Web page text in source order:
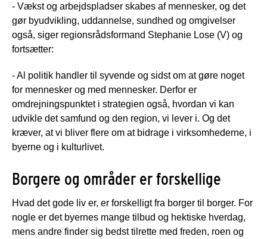
- Vækst og arbejdspladser skabes af mennesker, og det
gør byudvikling, uddannelse, sundhed og omgivelser
også, siger regionsrådsformand Stephanie Lose (V) og
fortsætter:
- Al politik handler til syvende og sidst om at gøre noget
for mennesker og med mennesker. Derfor er
omdrejningspunktet i strategien også, hvordan vi kan
udvikle det samfund og den region, vi lever i. Og det
kræver, at vi bliver flere om at bidrage i virksomhederne, i
byerne og i kulturlivet.
Borgere og områder er forskellige
Hvad det gode liv er, er forskelligt fra borger til borger. For
nogle er det byernes mange tilbud og hektiske hverdag,
mens andre finder sig bedst tilrette med freden, roen og